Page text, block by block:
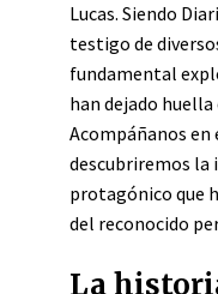
Lucas. Siendo
testigo de
fundamental
han dejado huella
Acompáñanos en
descubriremos la
protagónico que
del reconocido
La